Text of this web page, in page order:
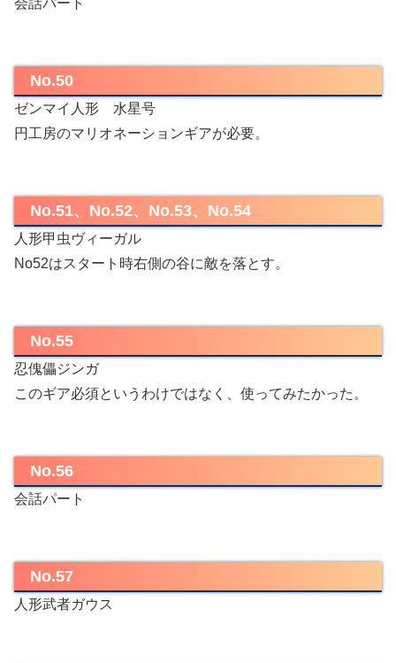
会話パート
No.50
ゼンマイ人形 水星号
円工房のマリオネーションギアが必要。
No.51、No.52、No.53、No.54
人形甲虫ヴィーガル
No52はスタート時右側の谷に敵を落とす。
No.55
忍傀儡ジンガ
このギア必須というわけではなく、使ってみたかった。
No.56
会話パート
No.57
人形武者ガウス